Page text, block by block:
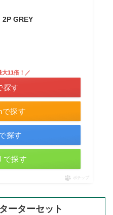
2P GREY
で探す
大11倍！／
探す
探す
で探す
ポチップ
ーターセット